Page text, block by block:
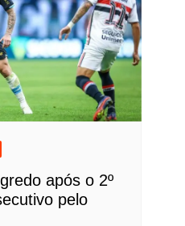
após o 2º
pelo